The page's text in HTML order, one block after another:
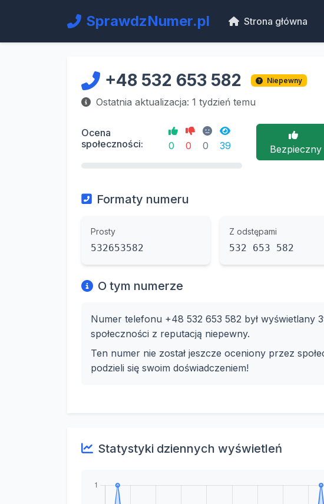
SprawdzNumer.pl Strona główna
+48 532 653 582 Niepewny
Ostatnia aktualizacja: 1 tydzień temu
Ocena
społeczności:
0 0 0 39 Bezpieczny
Formaty numeru
Prosty
532653582
Z odstępami
532 653 582
O tym numerze
Numer telefonu +48 532 653 582 był wyświetlany
społeczności z reputacją niepewny.
Ten numer nie został jeszcze oceniony przez
podzieli się swoim doświadczeniem!
Statystyki dziennych wyświetleń